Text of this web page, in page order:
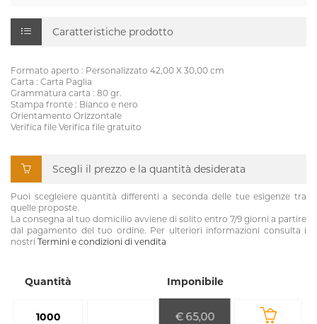
Caratteristiche prodotto
Formato aperto : Personalizzato 42,00 X 30,00 cm
Carta : Carta Paglia
Grammatura carta : 80 gr.
Stampa fronte : Bianco e nero
Orientamento Orizzontale
Verifica file Verifica file gratuito
Scegli il prezzo e la quantità desiderata
Puoi scegleiere quantità differenti a seconda delle tue esigenze tra
quelle proposte.
La consegna al tuo domicilio avviene di solito entro 7/9 giorni a partire
dal pagamento del tuo ordine. Per ulteriori informazioni consulta i
nostri Termini e condizioni di vendita
Quantità Imponibile
1000 € 65,00